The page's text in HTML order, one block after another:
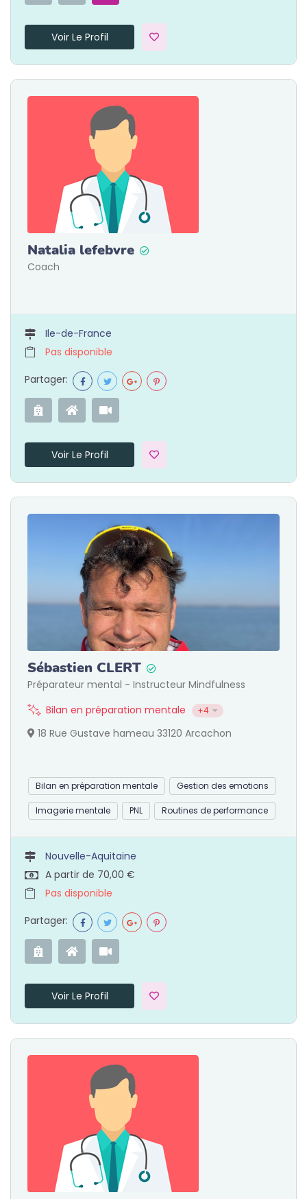
Voir Le Profil
Natalia lefebvre
Coach
Ile-de-France
Pas disponible
Partager:
Voir Le Profil
Sébastien CLERT
Préparateur mental - Instructeur Mindfulness
Bilan en préparation mentale
+4
18 Rue Gustave hameau 33120 Arcachon
Bilan en préparation mentale Gestion des emotions
Imagerie mentale PNL Routines de performance
Nouvelle-Aquitaine
A partir de 70,00 €
Pas disponible
Partager:
Voir Le Profil